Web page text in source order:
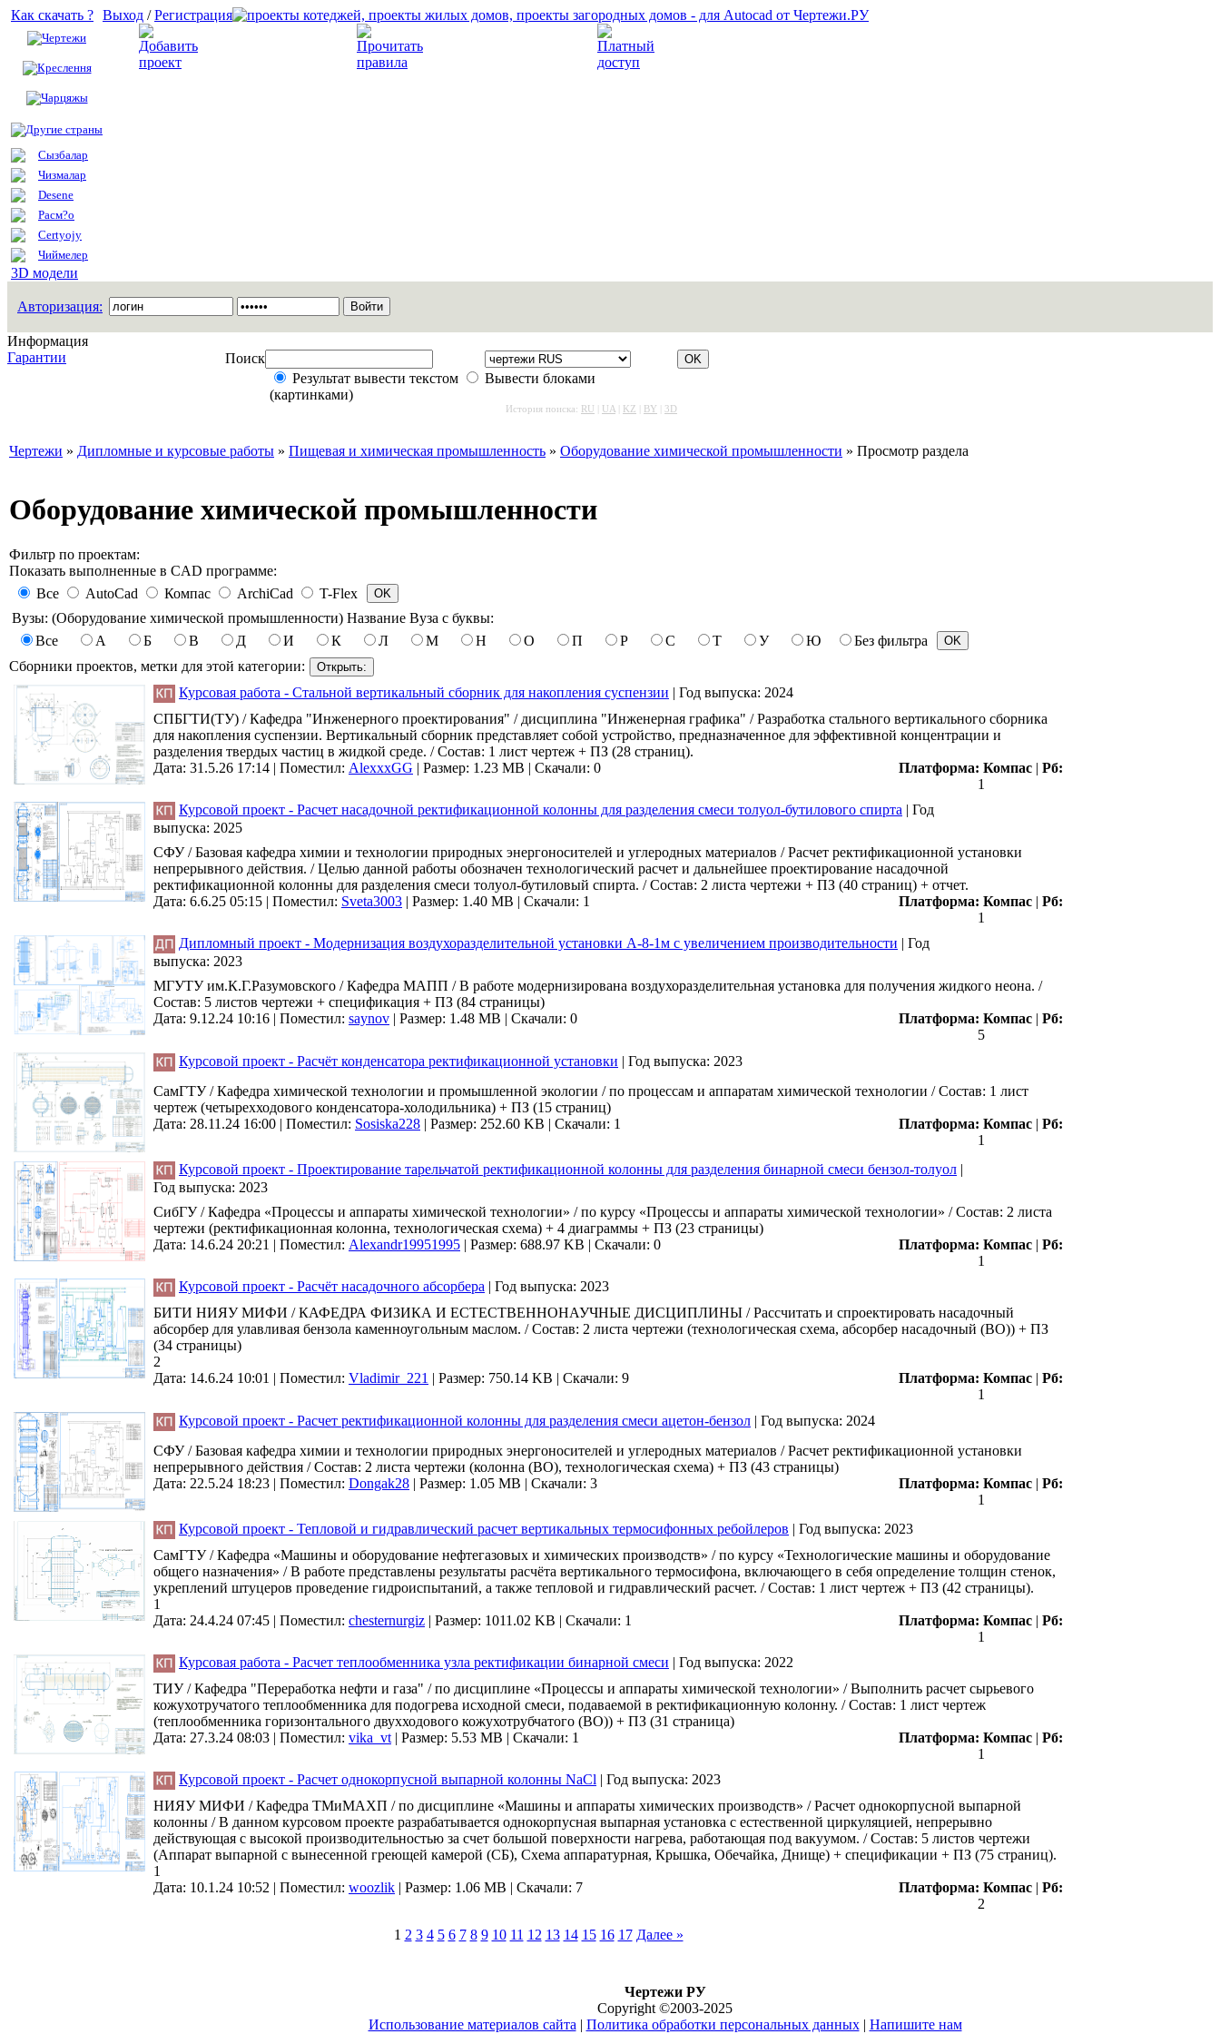
Как скачать ?
Чертежи
Креслення
Чарцяжы
Другие страны
Сызбалар
Чизмалар
Desene
Расм?о
Certyojy
Чиймелер
3D модели
Выход /Регистрация
Авторизация:
Информация
Гарантии
Поиск
Результат вывести текстом
Вывести блоками
(картинками)
История поиска: RU UA KZ BY 3D
Чертежи » Дипломные и курсовые работы » Пищевая и химическая промышленность » Оборудование химической промышленности » Просмотр раздела
Оборудование химической промышленности
Фильтр по проектам:
Показать выполненные в CAD программе:
Все
AutoCad Компас ArchiCad
T-Flex
Вузы: (Оборудование химической промышленности) Название Вуза с буквы:
Все
А Б В Д И К Л М Н О П Р С Т У Ю
Без фильтра
Сборники проектов, метки для этой категории:
Курсовая работа - Стальной вертикальный сборник для накопления суспензии | Год выпуска: 2024
СПБГТИ(ТУ) / Кафедра "Инженерного проектирования" / дисциплина "Инженерная графика" / Разработка стального вертикального сборника
для накопления суспензии. Вертикальный сборник представляет собой устройство, предназначенное для эффективной концентрации и
разделения твердых частиц в жидкой среде. / Состав: 1 лист чертеж + ПЗ (28 страниц).
Дата: 31.5.26 17:14 | Поместил: AlexxxGG | Размер: 1.23 MB | Скачали: 0 Платформа: Компас | Рб:
1
Курсовой проект - Расчет насадочной ректификационной колонны для разделения смеси толуол-бутилового спирта | Год
выпуска: 2025
СФУ / Базовая кафедра химии и технологии природных энергоносителей и углеродных материалов / Расчет ректификационной установки
непрерывного действия. / Целью данной работы обозначен технологический расчет и дальнейшее проектирование насадочной
ректификационной колонны для разделения смеси толуол-бутиловый спирта. / Состав: 2 листа чертежи + ПЗ (40 страниц) + отчет.
Дата: 6.6.25 05:15 | Поместил: Sveta3003 | Размер: 1.40 MB | Скачали: 1 Платформа: Компас | Рб:
1
Дипломный проект - Модернизация воздухоразделительной установки А-8-1м с увеличением производительности | Год
выпуска: 2023
МГУТУ им.К.Г.Разумовского / Кафедра МАПП / В работе модернизирована воздухоразделительная установка для получения жидкого неона. /
Состав: 5 листов чертежи + спецификация + ПЗ (84 страницы)
Дата: 9.12.24 10:16 | Поместил: saynov | Размер: 1.48 MB | Скачали: 0 Платформа: Компас | Рб:
5
Курсовой проект - Расчёт конденсатора ректификационной установки | Год выпуска: 2023
СамГТУ / Кафедра химической технологии и промышленной экологии / по процессам и аппаратам химической технологии / Состав: 1 лист
чертеж (четырехходового конденсатора-холодильника) + ПЗ (15 страниц)
Дата: 28.11.24 16:00 | Поместил: Sosiska228 | Размер: 252.60 KB | Скачали: 1 Платформа: Компас | Рб:
1
Курсовой проект - Проектирование тарельчатой ректификационной колонны для разделения бинарной смеси бензол-толуол |
Год выпуска: 2023
СибГУ / Кафедра «Процессы и аппараты химической технологии» / по курсу «Процессы и аппараты химической технологии» / Состав: 2 листа
чертежи (ректификационная колонна, технологическая схема) + 4 диаграммы + ПЗ (23 страницы)
Дата: 14.6.24 20:21 | Поместил: Alexandr19951995 | Размер: 688.97 KB | Скачали: 0 Платформа: Компас | Рб:
1
Курсовой проект - Расчёт насадочного абсорбера | Год выпуска: 2023
БИТИ НИЯУ МИФИ / КАФЕДРА ФИЗИКА И ЕСТЕСТВЕННОНАУЧНЫЕ ДИСЦИПЛИНЫ / Рассчитать и спроектировать насадочный
абсорбер для улавливая бензола каменноугольным маслом. / Состав: 2 листа чертежи (технологическая схема, абсорбер насадочный (ВО)) + ПЗ
(34 страницы)
2
Дата: 14.6.24 10:01 | Поместил: Vladimir_221 | Размер: 750.14 KB | Скачали: 9 Платформа: Компас | Рб:
1
Курсовой проект - Расчет ректификационной колонны для разделения смеси ацетон-бензол | Год выпуска: 2024
СФУ / Базовая кафедра химии и технологии природных энергоносителей и углеродных материалов / Расчет ректификационной установки
непрерывного действия / Состав: 2 листа чертежи (колонна (ВО), технологическая схема) + ПЗ (43 страницы)
Дата: 22.5.24 18:23 | Поместил: Dongak28 | Размер: 1.05 MB | Скачали: 3 Платформа: Компас | Рб:
1
Курсовой проект - Тепловой и гидравлический расчет вертикальных термосифонных ребойлеров | Год выпуска: 2023
СамГТУ / Кафедра «Машины и оборудование нефтегазовых и химических производств» / по курсу «Технологические машины и оборудование
общего назначения» / В работе представлены результаты расчёта вертикального термосифона, включающего в себя определение толщин стенок,
укреплений штуцеров проведение гидроиспытаний, а также тепловой и гидравлический расчет. / Состав: 1 лист чертеж + ПЗ (42 страницы).
1
Дата: 24.4.24 07:45 | Поместил: chesternurgiz | Размер: 1011.02 KB | Скачали: 1 Платформа: Компас | Рб:
1
Курсовая работа - Расчет теплообменника узла ректификации бинарной смеси | Год выпуска: 2022
ТИУ / Кафедра "Переработка нефти и газа" / по дисциплине «Процессы и аппараты химической технологии» / Выполнить расчет сырьевого
кожухотручатого теплообменника для подогрева исходной смеси, подаваемой в ректификационную колонну. / Состав: 1 лист чертеж
(теплообменника горизонтального двухходового кожухотрубчатого (ВО)) + ПЗ (31 страница)
Дата: 27.3.24 08:03 | Поместил: vika_vt | Размер: 5.53 MB | Скачали: 1 Платформа: Компас | Рб:
1
Курсовой проект - Расчет однокорпусной выпарной колонны NaCl | Год выпуска: 2023
НИЯУ МИФИ / Кафедра ТМиМАХП / по дисциплине «Машины и аппараты химических производств» / Расчет однокорпусной выпарной
колонны / В данном курсовом проекте разрабатывается однокорпусная выпарная установка с естественной циркуляцией, непрерывно
действующая с высокой производительностью за счет большой поверхности нагрева, работающая под вакуумом. / Состав: 5 листов чертежи
(Аппарат выпарной с вынесенной греющей камерой (СБ), Схема аппаратурная, Крышка, Обечайка, Днище) + спецификации + ПЗ (75 страниц).
1
Дата: 10.1.24 10:52 | Поместил: woozlik | Размер: 1.06 MB | Скачали: 7 Платформа: Компас | Рб:
2
1 2 3 4 5 6 7 8 9 10 11 12 13 14 15 16 17 Далее »
Чертежи РУ
Copyright ©2003-2025
Использование материалов сайта | Политика обработки персональных данных| Напишите нам